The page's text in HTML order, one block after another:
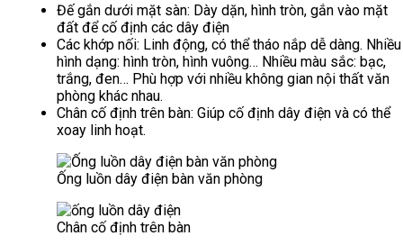
Đế gắn dưới mặt sàn: Dày dặn, hình tròn, gắn vào mặt
đất để cố định các dây điện
Các khớp nối: Linh động, có thể tháo nắp dễ dàng. Nhiều
hình dạng: hình tròn, hình vuông… Nhiều màu sắc: bạc,
trắng, đen… Phù hợp với nhiều không gian nội thất văn
phòng khác nhau.
Chân cố định trên bàn: Giúp cố định dây điện và có thể
xoay linh hoạt.
Ống luồn dây điện bàn văn phòng
Chân cố định trên bàn